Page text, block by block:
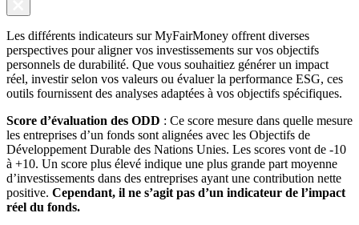
Les différents indicateurs sur MyFairMoney offrent diverses
perspectives pour aligner vos investissements sur vos objectifs
personnels de durabilité. Que vous souhaitiez générer un impact
réel, investir selon vos valeurs ou évaluer la performance ESG, ces
outils fournissent des analyses adaptées à vos objectifs spécifiques.
Score d’évaluation des ODD : Ce score mesure dans quelle mesure
les entreprises d’un fonds sont alignées avec les Objectifs de
Développement Durable des Nations Unies. Les scores vont de -10
à +10. Un score plus élevé indique une plus grande part moyenne
d’investissements dans des entreprises ayant une contribution nette
positive. Cependant, il ne s’agit pas d’un indicateur de l’impact
réel du fonds.